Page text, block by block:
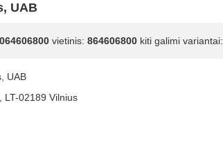
UAB
vietinis: 864606800 kiti galimi variantai:
UAB
LT-02189 Vilnius